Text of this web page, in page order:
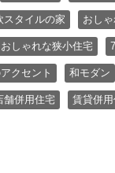
スタイルの家 おし
おしゃれな狭小住宅
クセント 和モダン
舗併用住宅 賃貸併